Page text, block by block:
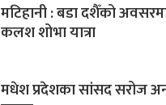
मटिहानी : बडा दशैँको
कलश शोभा यात्रा
मधेश प्रदेशका सांसद सरोज